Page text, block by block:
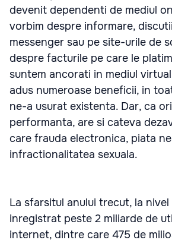
devenit dependenti de mediul
vorbim despre informare,
messenger sau pe site-urile de
despre facturile pe care le
suntem ancorati in mediul
adus numeroase beneficii, in
ne-a usurat existenta. Dar, ca
performanta, are si cateva
care frauda electronica, piata
infractionalitatea sexuala.
La sfarsitul anului trecut, la
inregistrat peste 2 miliarde de
internet, dintre care 475 de